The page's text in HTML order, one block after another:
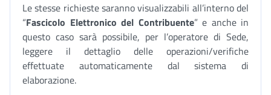
Le stesse richieste saranno visualizzabili all’interno del
“Fascicolo Elettronico del Contribuente” e anche in
questo caso sarà possibile, per l’operatore di Sede,
leggere il dettaglio delle operazioni/verifiche
effettuate automaticamente dal sistema di
elaborazione.